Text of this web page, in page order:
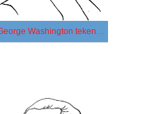
George Washington tekenen